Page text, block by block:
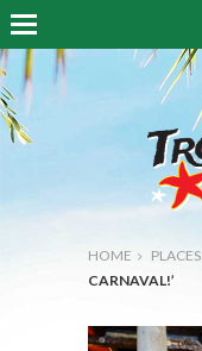
HOME PLACES
CARNAVAL!’